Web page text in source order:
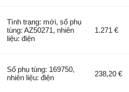
Tình trạng: mới, số phụ
tùng: AZ50271, nhiên
liệu: điện
1.271 €
Số phụ tùng: 169750,
nhiên liệu: điện
238,20 €